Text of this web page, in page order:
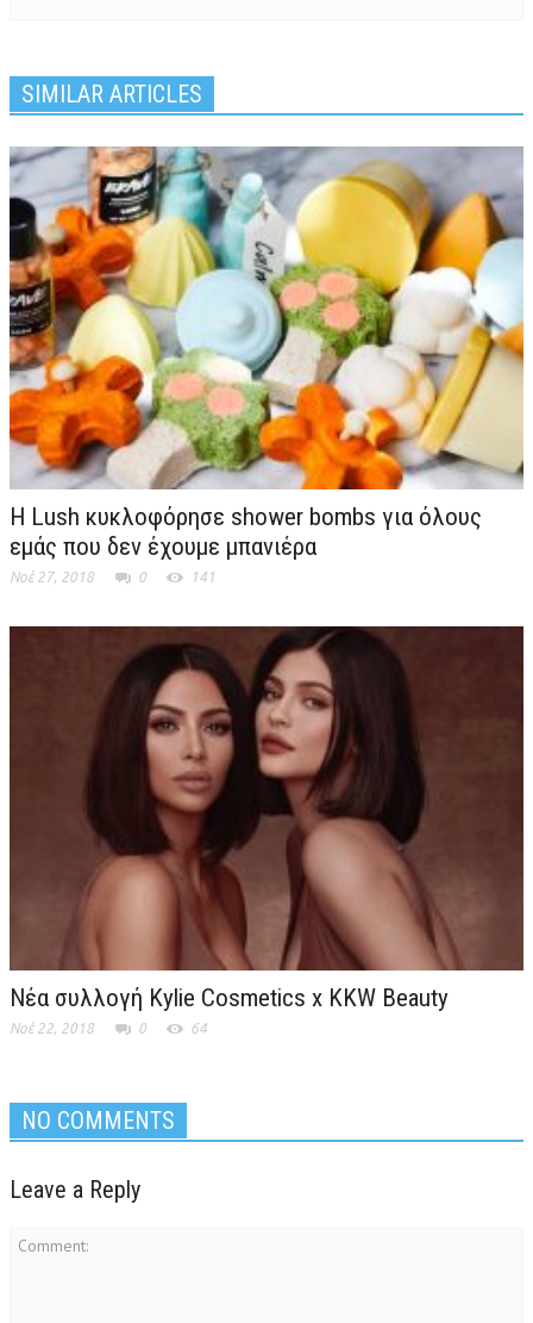
SIMILAR ARTICLES
Η Lush κυκλοφόρησε shower bombs για όλους
εμάς που δεν έχουμε μπανιέρα
Νοέ 27, 2018 0 141
Νέα συλλογή Kylie Cosmetics x KKW Beauty
Νοέ 22, 2018 0 64
NO COMMENTS
Leave a Reply